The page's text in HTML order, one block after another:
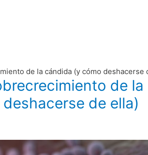
de la cándida (y cómo deshacerse
de la
de ella)